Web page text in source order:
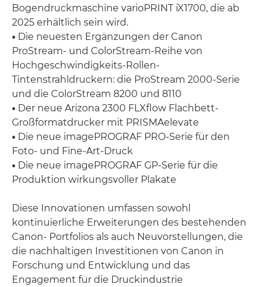
Bogendruckmaschine varioPRINT iX1700, die ab
2025 erhältlich sein wird.
• Die neuesten Ergänzungen der Canon
ProStream- und ColorStream-Reihe von
Hochgeschwindigkeits-Rollen-
Tintenstrahldruckern: die ProStream 2000-Serie
und die ColorStream 8200 und 8110
• Der neue Arizona 2300 FLXflow Flachbett-
Großformatdrucker mit PRISMAelevate
• Die neue imagePROGRAF PRO-Serie für den
Foto- und Fine-Art-Druck
• Die neue imagePROGRAF GP-Serie für die
Produktion wirkungsvoller Plakate
Diese Innovationen umfassen sowohl
kontinuierliche Erweiterungen des bestehenden
Canon- Portfolios als auch Neuvorstellungen, die
die nachhaltigen Investitionen von Canon in
Forschung und Entwicklung und das
Engagement für die Druckindustrie